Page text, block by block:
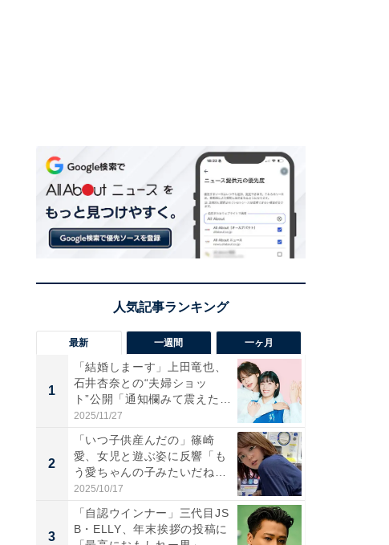
最新 一週間 一ヶ月
1
「結婚しまーす」上田竜也、
石井杏奈との“夫婦ショッ
ト”公開「通知欄みて震えた」
「...
2025/11/27
2
「いつ子供産んだの」篠崎
愛、女児と遊ぶ姿に反響「も
う愛ちゃんの子みたいだね」
「完...
2025/10/17
3
「自認ウインナー」三代目JS
B・ELLY、年末挨拶の投稿に